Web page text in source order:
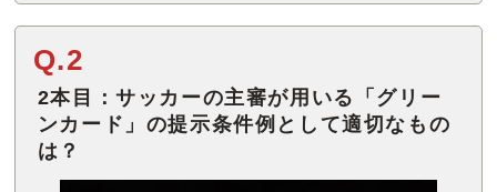
Q.2
2本目：サッカーの主審が用いる「グリー
ンカード」の提示条件例として適切なもの
は？